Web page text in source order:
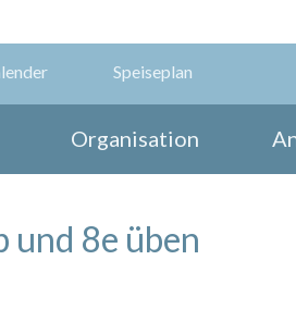
Speiseplan
Organisation
und 8e üben